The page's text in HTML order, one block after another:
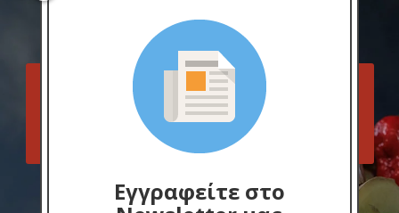
Ακολουθήστε το Cook Eat Up
στα μέσα δικτύωσης
Εγγραφείτε στο